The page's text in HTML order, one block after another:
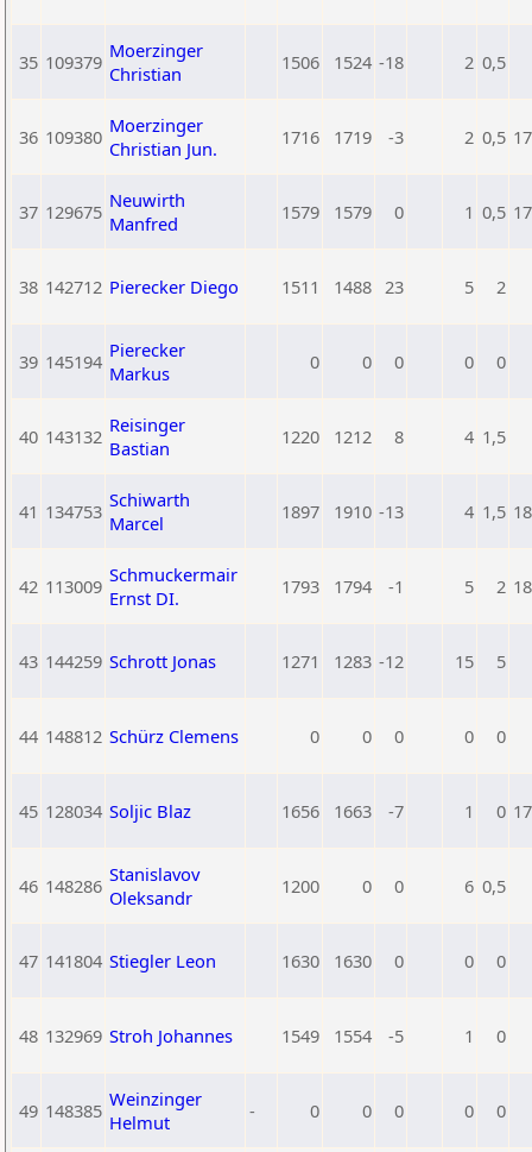
35 109379 Moerzinger
Christian
1506 1524 -18 2 0,5
36 109380 Moerzinger
Christian Jun.
1716 1719 -3 2 0,5
37 129675 Neuwirth
Manfred
1579 1579 0 1 0,5
38 142712 Pierecker Diego 1511 1488 23 5 2
39 145194 Pierecker
Markus
0 0 0 0 0
40 143132 Reisinger
Bastian
1220 1212 8 4 1,5
41 134753 Schiwarth
Marcel
1897 1910 -13 4 1,5
42 113009 Schmuckermair
Ernst DI.
1793 1794 -1 5 2
43 144259 Schrott Jonas 1271 1283 -12 15 5
44 148812 Schürz Clemens 0 0 0 0 0
45 128034 Soljic Blaz 1656 1663 -7 1 0
46 148286 Stanislavov
Oleksandr
1200 0 0 6 0,5
47 141804 Stiegler Leon 1630 1630 0 0 0
48 132969 Stroh Johannes 1549 1554 -5 1 0
49 148385 Weinzinger
Helmut
- 0 0 0 0 0